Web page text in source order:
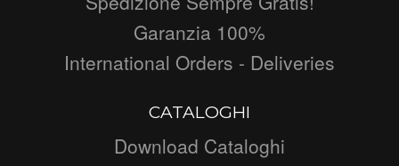
Garanzia 100%
International Orders - Deliveries
CATALOGHI
Download Cataloghi